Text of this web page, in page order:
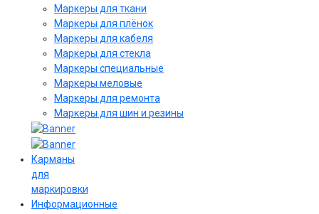
Маркеры для ткани
Маркеры для плёнок
Маркеры для кабеля
Маркеры для стекла
Маркеры специальные
Маркеры меловые
Маркеры для ремонта
Маркеры для шин и резины
Карманы
для
маркировки
Информационные